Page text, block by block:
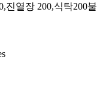
진열장 200,식탁200불